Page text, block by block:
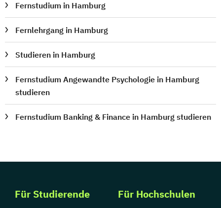
Fernstudium in Hamburg
Fernlehrgang in Hamburg
Studieren in Hamburg
Fernstudium Angewandte Psychologie in Hamburg
studieren
Fernstudium Banking & Finance in Hamburg studieren
Für Studierende Für Hochschulen